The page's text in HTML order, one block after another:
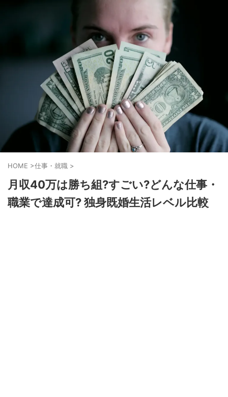
HOME >仕事・就職 >
月収40万は勝ち組?すごい?どんな仕事・
職業で達成可? 独身既婚生活レベル比較